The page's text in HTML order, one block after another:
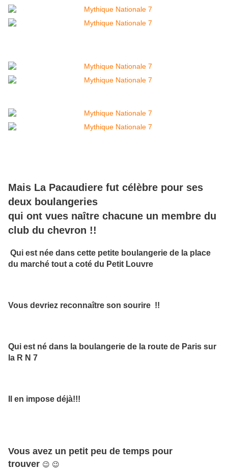
Mais La Pacaudiere fut célèbre pour ses
deux boulangeries
qui ont vues naître chacune un membre du
club du chevron !!
Qui est née dans cette petite boulangerie de la place
du marché tout a coté du Petit Louvre
Vous devriez reconnaître son sourire !!
Qui est né dans la boulangerie de la route de Paris sur
la R N 7
Il en impose déjà!!!
Vous avez un petit peu de temps pour
trouver 😉 😉